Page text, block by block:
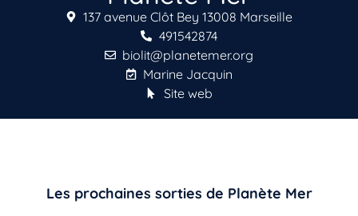
137 avenue Clôt Bey 13008 Marseille
491542874
biolit@planetemer.org
Marine Jacquin
Site web
Les prochaines sorties de Planète Mer